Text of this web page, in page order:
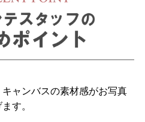
ャンバスの素材感がお写真
す。